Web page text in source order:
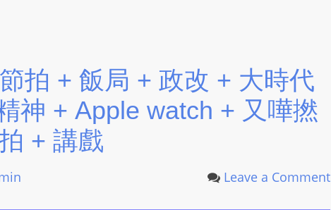
拍 + 飯局 + 政改 + 大時代
神 + Apple watch + 又嘩撚
+ 講戲
Leave a Comment